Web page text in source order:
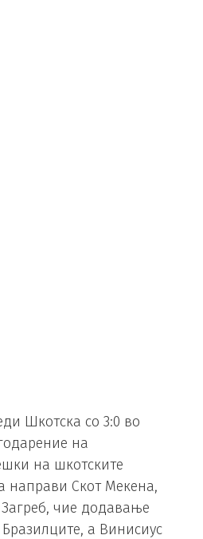
Шкотска со 3:0 во
на
на шкотските
направи Скот Мекена,
чие додавање
а Винисиус